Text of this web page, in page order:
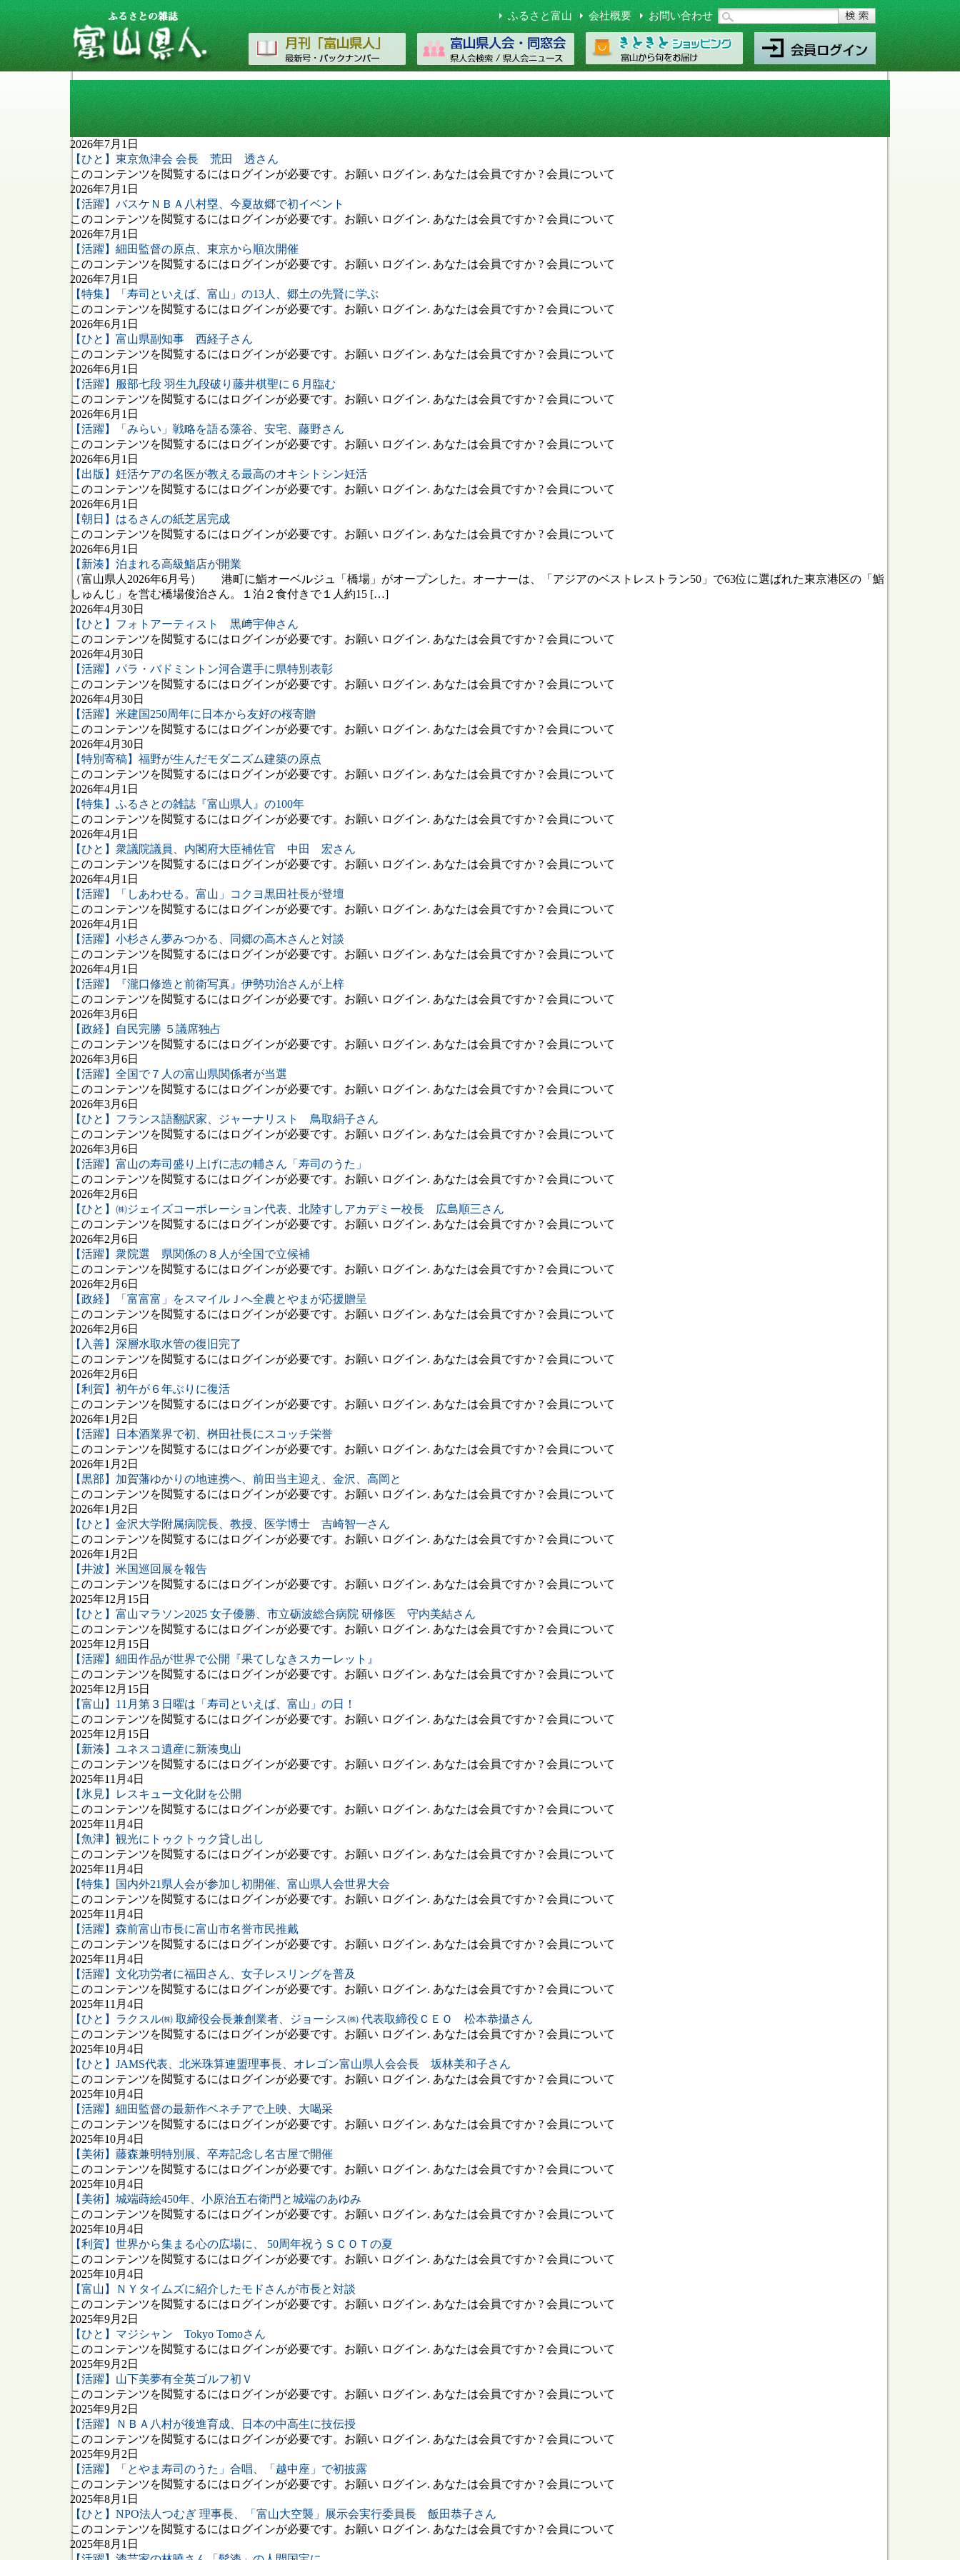
ふるさと富山 会社概要 お問い合わせ
記事カテゴリー: 会員記事
2026年7月1日
【ひと】東京魚津会 会長 荒田 透さん
このコンテンツを閲覧するにはログインが必要です。お願い ログイン. あなたは会員ですか ? 会員について
2026年7月1日
【活躍】バスケＮＢＡ八村塁、今夏故郷で初イベント
このコンテンツを閲覧するにはログインが必要です。お願い ログイン. あなたは会員ですか ? 会員について
2026年7月1日
【活躍】細田監督の原点、東京から順次開催
このコンテンツを閲覧するにはログインが必要です。お願い ログイン. あなたは会員ですか ? 会員について
2026年7月1日
【特集】「寿司といえば、富山」の13人、郷土の先賢に学ぶ
このコンテンツを閲覧するにはログインが必要です。お願い ログイン. あなたは会員ですか ? 会員について
2026年6月1日
【ひと】富山県副知事 西経子さん
このコンテンツを閲覧するにはログインが必要です。お願い ログイン. あなたは会員ですか ? 会員について
2026年6月1日
【活躍】服部七段 羽生九段破り藤井棋聖に６月臨む
このコンテンツを閲覧するにはログインが必要です。お願い ログイン. あなたは会員ですか ? 会員について
2026年6月1日
【活躍】「みらい」戦略を語る藻谷、安宅、藤野さん
このコンテンツを閲覧するにはログインが必要です。お願い ログイン. あなたは会員ですか ? 会員について
2026年6月1日
【出版】妊活ケアの名医が教える最高のオキシトシン妊活
このコンテンツを閲覧するにはログインが必要です。お願い ログイン. あなたは会員ですか ? 会員について
2026年6月1日
【朝日】はるさんの紙芝居完成
このコンテンツを閲覧するにはログインが必要です。お願い ログイン. あなたは会員ですか ? 会員について
2026年6月1日
【新湊】泊まれる高級鮨店が開業
（富山県人2026年6月号） 港町に鮨オーベルジュ「橋場」がオープンした。オーナーは、「アジアのベストレストラン50」で63位に選ばれた東京港区の「鮨
しゅんじ」を営む橋場俊治さん。１泊２食付きで１人約15 […]
2026年4月30日
【ひと】フォトアーティスト 黒﨑宇伸さん
このコンテンツを閲覧するにはログインが必要です。お願い ログイン. あなたは会員ですか ? 会員について
2026年4月30日
【活躍】パラ・バドミントン河合選手に県特別表彰
このコンテンツを閲覧するにはログインが必要です。お願い ログイン. あなたは会員ですか ? 会員について
2026年4月30日
【活躍】米建国250周年に日本から友好の桜寄贈
このコンテンツを閲覧するにはログインが必要です。お願い ログイン. あなたは会員ですか ? 会員について
2026年4月30日
【特別寄稿】福野が生んだモダニズム建築の原点
このコンテンツを閲覧するにはログインが必要です。お願い ログイン. あなたは会員ですか ? 会員について
2026年4月1日
【特集】ふるさとの雑誌『富山県人』の100年
このコンテンツを閲覧するにはログインが必要です。お願い ログイン. あなたは会員ですか ? 会員について
2026年4月1日
【ひと】衆議院議員、内閣府大臣補佐官 中田 宏さん
このコンテンツを閲覧するにはログインが必要です。お願い ログイン. あなたは会員ですか ? 会員について
2026年4月1日
【活躍】「しあわせる。富山」コクヨ黒田社長が登壇
このコンテンツを閲覧するにはログインが必要です。お願い ログイン. あなたは会員ですか ? 会員について
2026年4月1日
【活躍】小杉さん夢みつかる、同郷の高木さんと対談
このコンテンツを閲覧するにはログインが必要です。お願い ログイン. あなたは会員ですか ? 会員について
2026年4月1日
【活躍】『瀧口修造と前衛写真』伊勢功治さんが上梓
このコンテンツを閲覧するにはログインが必要です。お願い ログイン. あなたは会員ですか ? 会員について
2026年3月6日
【政経】自民完勝 ５議席独占
このコンテンツを閲覧するにはログインが必要です。お願い ログイン. あなたは会員ですか ? 会員について
2026年3月6日
【活躍】全国で７人の富山県関係者が当選
このコンテンツを閲覧するにはログインが必要です。お願い ログイン. あなたは会員ですか ? 会員について
2026年3月6日
【ひと】フランス語翻訳家、ジャーナリスト 鳥取絹子さん
このコンテンツを閲覧するにはログインが必要です。お願い ログイン. あなたは会員ですか ? 会員について
2026年3月6日
【活躍】富山の寿司盛り上げに志の輔さん「寿司のうた」
このコンテンツを閲覧するにはログインが必要です。お願い ログイン. あなたは会員ですか ? 会員について
2026年2月6日
【ひと】㈱ジェイズコーポレーション代表、北陸すしアカデミー校長 広島順三さん
このコンテンツを閲覧するにはログインが必要です。お願い ログイン. あなたは会員ですか ? 会員について
2026年2月6日
【活躍】衆院選 県関係の８人が全国で立候補
このコンテンツを閲覧するにはログインが必要です。お願い ログイン. あなたは会員ですか ? 会員について
2026年2月6日
【政経】「富富富」をスマイルＪへ全農とやまが応援贈呈
このコンテンツを閲覧するにはログインが必要です。お願い ログイン. あなたは会員ですか ? 会員について
2026年2月6日
【入善】深層水取水管の復旧完了
このコンテンツを閲覧するにはログインが必要です。お願い ログイン. あなたは会員ですか ? 会員について
2026年2月6日
【利賀】初午が６年ぶりに復活
このコンテンツを閲覧するにはログインが必要です。お願い ログイン. あなたは会員ですか ? 会員について
2026年1月2日
【活躍】日本酒業界で初、桝田社長にスコッチ栄誉
このコンテンツを閲覧するにはログインが必要です。お願い ログイン. あなたは会員ですか ? 会員について
2026年1月2日
【黒部】加賀藩ゆかりの地連携へ、前田当主迎え、金沢、高岡と
このコンテンツを閲覧するにはログインが必要です。お願い ログイン. あなたは会員ですか ? 会員について
2026年1月2日
【ひと】金沢大学附属病院長、教授、医学博士 吉崎智一さん
このコンテンツを閲覧するにはログインが必要です。お願い ログイン. あなたは会員ですか ? 会員について
2026年1月2日
【井波】米国巡回展を報告
このコンテンツを閲覧するにはログインが必要です。お願い ログイン. あなたは会員ですか ? 会員について
2025年12月15日
【ひと】富山マラソン2025 女子優勝、市立砺波総合病院 研修医 守内美結さん
このコンテンツを閲覧するにはログインが必要です。お願い ログイン. あなたは会員ですか ? 会員について
2025年12月15日
【活躍】細田作品が世界で公開『果てしなきスカーレット』
このコンテンツを閲覧するにはログインが必要です。お願い ログイン. あなたは会員ですか ? 会員について
2025年12月15日
【富山】11月第３日曜は「寿司といえば、富山」の日！
このコンテンツを閲覧するにはログインが必要です。お願い ログイン. あなたは会員ですか ? 会員について
2025年12月15日
【新湊】ユネスコ遺産に新湊曳山
このコンテンツを閲覧するにはログインが必要です。お願い ログイン. あなたは会員ですか ? 会員について
2025年11月4日
【氷見】レスキュー文化財を公開
このコンテンツを閲覧するにはログインが必要です。お願い ログイン. あなたは会員ですか ? 会員について
2025年11月4日
【魚津】観光にトゥクトゥク貸し出し
このコンテンツを閲覧するにはログインが必要です。お願い ログイン. あなたは会員ですか ? 会員について
2025年11月4日
【特集】国内外21県人会が参加し初開催、富山県人会世界大会
このコンテンツを閲覧するにはログインが必要です。お願い ログイン. あなたは会員ですか ? 会員について
2025年11月4日
【活躍】森前富山市長に富山市名誉市民推戴
このコンテンツを閲覧するにはログインが必要です。お願い ログイン. あなたは会員ですか ? 会員について
2025年11月4日
【活躍】文化功労者に福田さん、女子レスリングを普及
このコンテンツを閲覧するにはログインが必要です。お願い ログイン. あなたは会員ですか ? 会員について
2025年11月4日
【ひと】ラクスル㈱ 取締役会長兼創業者、ジョーシス㈱ 代表取締役ＣＥＯ 松本恭攝さん
このコンテンツを閲覧するにはログインが必要です。お願い ログイン. あなたは会員ですか ? 会員について
2025年10月4日
【ひと】JAMS代表、北米珠算連盟理事長、オレゴン富山県人会会長 坂林美和子さん
このコンテンツを閲覧するにはログインが必要です。お願い ログイン. あなたは会員ですか ? 会員について
2025年10月4日
【活躍】細田監督の最新作ベネチアで上映、大喝采
このコンテンツを閲覧するにはログインが必要です。お願い ログイン. あなたは会員ですか ? 会員について
2025年10月4日
【美術】藤森兼明特別展、卒寿記念し名古屋で開催
このコンテンツを閲覧するにはログインが必要です。お願い ログイン. あなたは会員ですか ? 会員について
2025年10月4日
【美術】城端蒔絵450年、小原治五右衛門と城端のあゆみ
このコンテンツを閲覧するにはログインが必要です。お願い ログイン. あなたは会員ですか ? 会員について
2025年10月4日
【利賀】世界から集まる心の広場に、 50周年祝うＳＣＯＴの夏
このコンテンツを閲覧するにはログインが必要です。お願い ログイン. あなたは会員ですか ? 会員について
2025年10月4日
【富山】ＮＹタイムズに紹介したモドさんが市長と対談
このコンテンツを閲覧するにはログインが必要です。お願い ログイン. あなたは会員ですか ? 会員について
2025年9月2日
【ひと】マジシャン Tokyo Tomoさん
このコンテンツを閲覧するにはログインが必要です。お願い ログイン. あなたは会員ですか ? 会員について
2025年9月2日
【活躍】山下美夢有全英ゴルフ初Ｖ
このコンテンツを閲覧するにはログインが必要です。お願い ログイン. あなたは会員ですか ? 会員について
2025年9月2日
【活躍】ＮＢＡ八村が後進育成、日本の中高生に技伝授
このコンテンツを閲覧するにはログインが必要です。お願い ログイン. あなたは会員ですか ? 会員について
2025年9月2日
【活躍】「とやま寿司のうた」合唱、「越中座」で初披露
このコンテンツを閲覧するにはログインが必要です。お願い ログイン. あなたは会員ですか ? 会員について
2025年8月1日
【ひと】NPO法人つむぎ 理事長、「富山大空襲」展示会実行委員長 飯田恭子さん
このコンテンツを閲覧するにはログインが必要です。お願い ログイン. あなたは会員ですか ? 会員について
2025年8月1日